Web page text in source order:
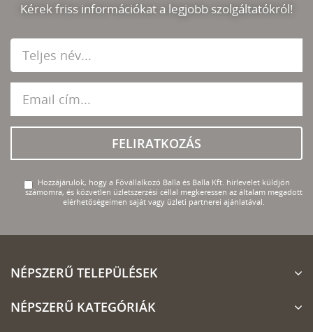
Kérek friss információkat a legjobb szolgáltatókról!
FELIRATKOZÁS
Hozzájárulok, hogy a Fővállalkozó Balla és Balla Kft. hírlevelet küldjön
számomra, és közvetlen üzletszerzési céllal megkeressen az általam megadott
elérhetőségeimen saját vagy üzleti partnerei ajánlatával.
NÉPSZERŰ TELEPÜLÉSEK
NÉPSZERŰ KATEGÓRIÁK